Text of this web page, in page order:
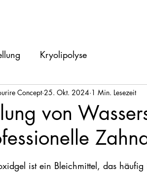
Kryolipolyse
von
Concept 25. Okt. 2024 1 Min. Lesezeit
5 Sternen bewertet.
ist ein Bleichmittel, das